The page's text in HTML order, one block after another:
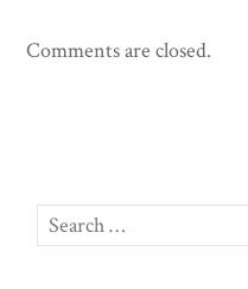
Comments are closed.